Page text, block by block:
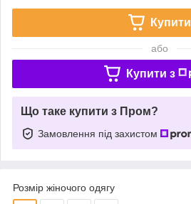
Купити
або
Купити з
Що таке купити з Пром?
Замовлення під захистом
Розмір жіночого одягу